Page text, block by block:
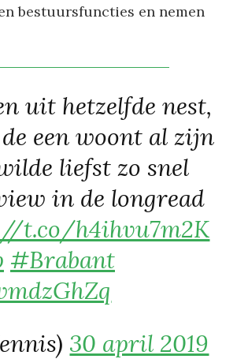
bestuursfuncties en nemen
uit hetzelfde nest,
een woont al zijn
liefst zo snel
in de longread
t.co/h4ihvu7m2K
#Brabant
30 april 2019